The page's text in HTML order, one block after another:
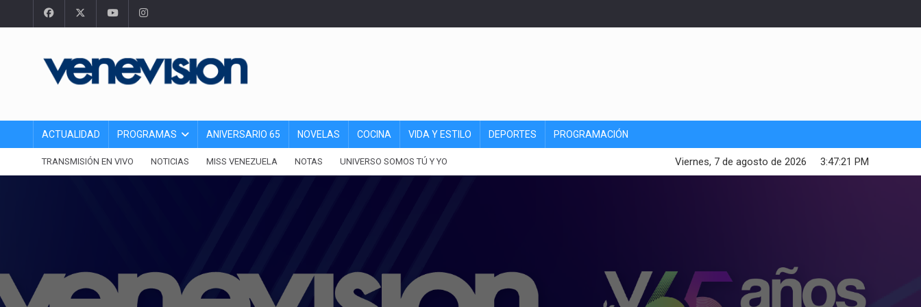
ACTUALIDAD PROGRAMAS ANIVERSARIO 65 NOVELAS COCINA VIDA Y ESTILO DEPORTES PROGRAMACIÓN
TRANSMISIÓN EN VIVO NOTICIAS MISS VENEZUELA NOTAS UNIVERSO SOMOS TÚ Y YO 3:47:22 PM
Viernes, 7 de agosto de 2026